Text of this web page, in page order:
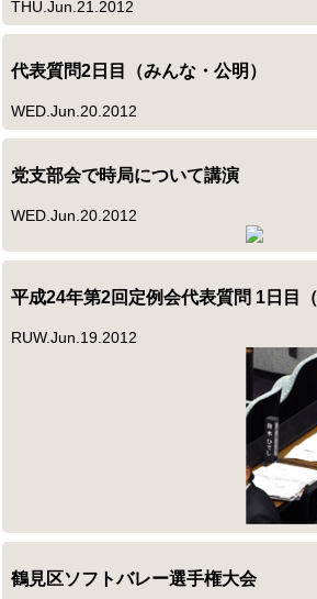
THU.Jun.21.2012
代表質問2日目（みんな・公明）
WED.Jun.20.2012
党支部会で時局について講演
WED.Jun.20.2012
平成24年第2回定例会代表質問 1日目（
RUW.Jun.19.2012
鶴見区ソフトバレー選手権大会